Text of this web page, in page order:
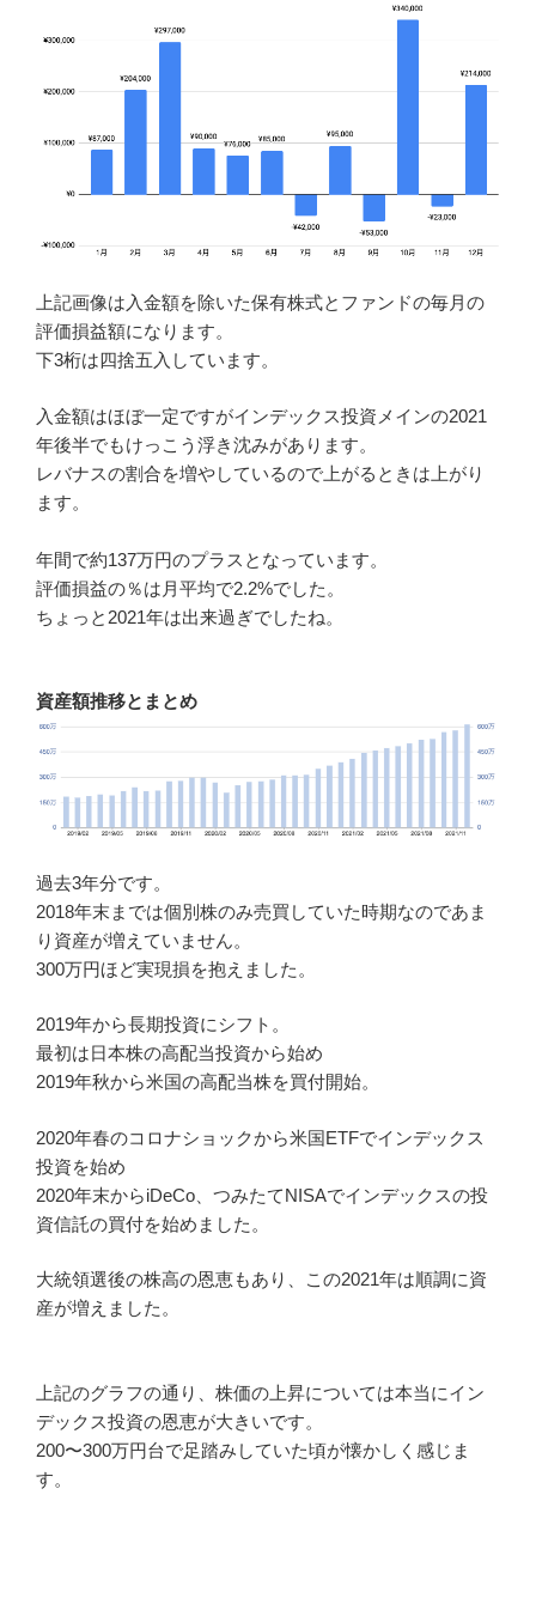
上記画像は入金額を除いた保有株式とファンドの毎月の
評価損益額になります。
下3桁は四捨五入しています。
入金額はほぼ一定ですがインデックス投資メインの2021
年後半でもけっこう浮き沈みがあります。
レバナスの割合を増やしているので上がるときは上がり
ます。
年間で約137万円のプラスとなっています。
評価損益の％は月平均で2.2%でした。
ちょっと2021年は出来過ぎでしたね。
資産額推移とまとめ
過去3年分です。
2018年末までは個別株のみ売買していた時期なのであま
り資産が増えていません。
300万円ほど実現損を抱えました。
2019年から長期投資にシフト。
最初は日本株の高配当投資から始め
2019年秋から米国の高配当株を買付開始。
2020年春のコロナショックから米国ETFでインデックス
投資を始め
2020年末からiDeCo、つみたてNISAでインデックスの投
資信託の買付を始めました。
大統領選後の株高の恩恵もあり、この2021年は順調に資
産が増えました。
上記のグラフの通り、株価の上昇については本当にイン
デックス投資の恩恵が大きいです。
200〜300万円台で足踏みしていた頃が懐かしく感じま
す。